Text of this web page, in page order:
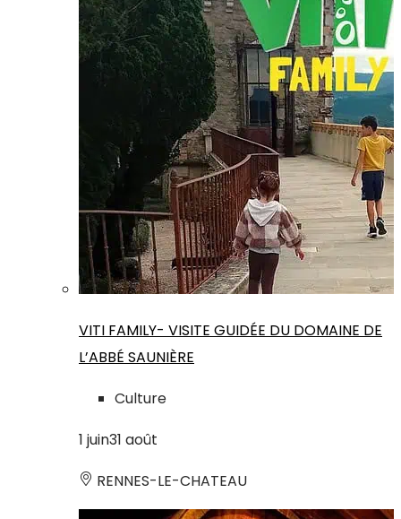
VITI FAMILY- VISITE GUIDÉE DU DOMAINE DE
L’ABBÉ SAUNIÈRE
Culture
1 juin31 août
RENNES-LE-CHATEAU